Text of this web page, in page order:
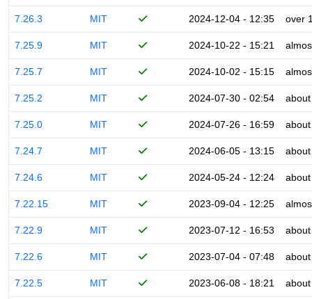
7.26.3 MIT 2024-12-04 - 12:35 over
7.25.9 MIT 2024-10-22 - 15:21
7.25.7 MIT 2024-10-02 - 15:15
7.25.2 MIT 2024-07-30 - 02:54
7.25.0 MIT 2024-07-26 - 16:59
7.24.7 MIT 2024-06-05 - 13:15
7.24.6 MIT 2024-05-24 - 12:24
7.22.15 MIT 2023-09-04 - 12:25
7.22.9 MIT 2023-07-12 - 16:53
7.22.6 MIT 2023-07-04 - 07:48
7.22.5 MIT 2023-06-08 - 18:21